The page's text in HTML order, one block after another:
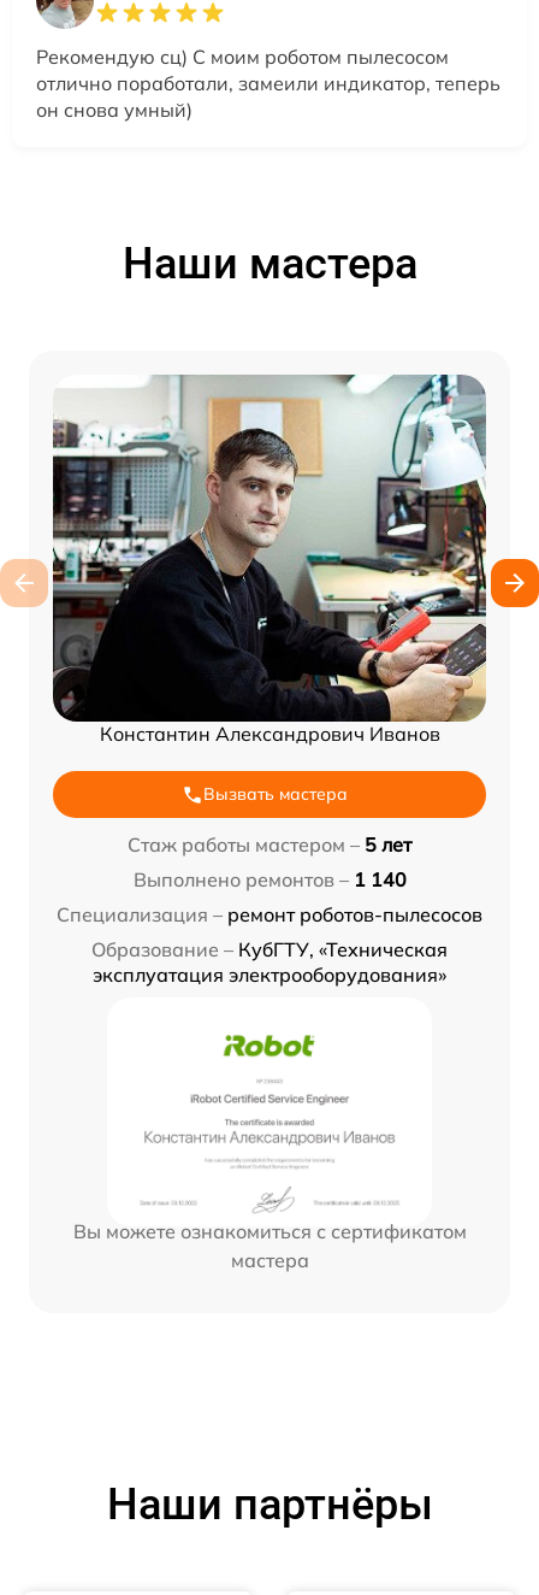
Рекомендую сц) С моим роботом пылесосом
отлично поработали, замеили индикатор, теперь
он снова умный)
Наши мастера
Константин Александрович Иванов
Вызвать мастера
Стаж работы мастером – 5 лет
Выполнено ремонтов – 1 140
Специализация – ремонт роботов-пылесосов
Образование – КубГТУ, «Техническая
эксплуатация электрооборудования»
Вы можете ознакомиться с сертификатом
мастера
Наши партнёры